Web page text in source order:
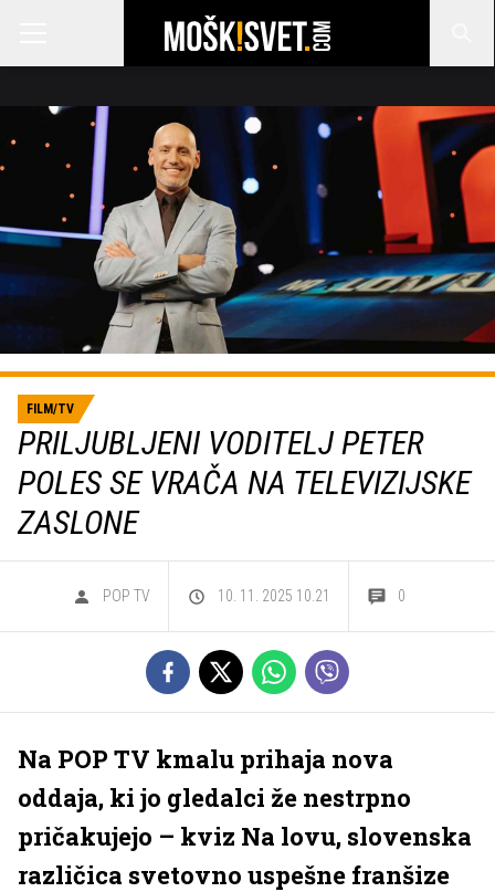
FILM/TV
PRILJUBLJENI VODITELJ PETER
POLES SE VRAČA NA TELEVIZIJSKE
ZASLONE
POP TV 10. 11. 2025 10.21 0
Na POP TV kmalu prihaja nova
oddaja, ki jo gledalci že nestrpno
pričakujejo – kviz Na lovu, slovenska
različica svetovno uspešne franšize